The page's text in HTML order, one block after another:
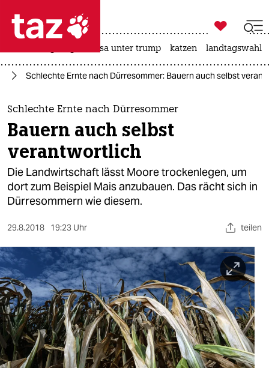
 taz zahl ich
taz zahl ich
themen
politik
öko
gesellschaft
sport
berlin
nord
wahrheit
verlag

taz zahl ich
usa unter trump katzen landtagswahl
Schlechte Ernte nach Dürresommer: Bauern auch selbst
Schlechte Ernte nach Dürresommer
Bauern auch selbst
verantwortlich
Die Landwirtschaft lässt Moore trockenlegen, um
dort zum Beispiel Mais anzubauen. Das rächt sich in
Dürresommern wie diesem.
29.8.2018 19:23 Uhr teilen